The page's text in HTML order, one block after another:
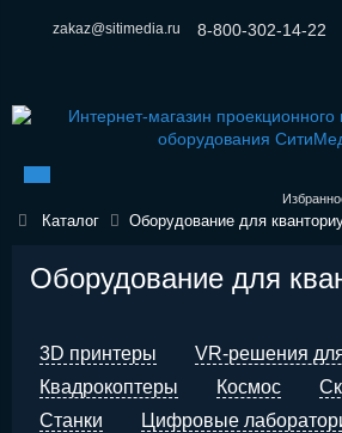
8-800-302-14-22
zakaz@sitimedia.ru
Каталог Оборудование для
Оборудование для
3D принтеры
VR-решения
Квадрокоптеры
Космос
Станки
Цифровые